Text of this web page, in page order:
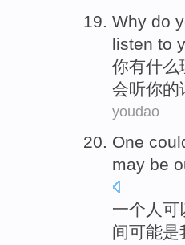
Why do
listen to
你有什么
会听你的
youdao
One
may be
一个人 可
间可能是